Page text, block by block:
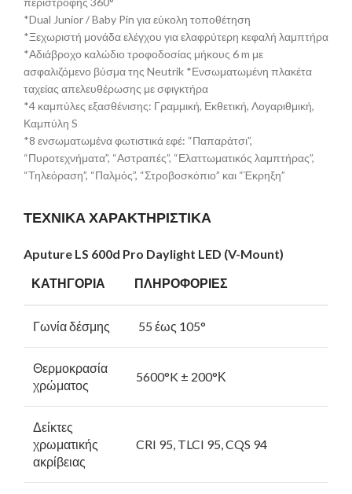
*Dual Junior / Baby Pin για εύκολη τοποθέτηση
*Ξεχωριστή μονάδα ελέγχου για ελαφρύτερη κεφαλή λαμπτήρα
*Αδιάβροχο καλώδιο τροφοδοσίας μήκους 6 m με
ασφαλιζόμενο βύσμα της Neutrik *Ενσωματωμένη πλακέτα
ταχείας απελευθέρωσης με σφιγκτήρα
*4 καμπύλες εξασθένισης: Γραμμική, Εκθετική, Λογαριθμική,
Καμπύλη S
*8 ενσωματωμένα φωτιστικά εφέ: “Παπαράτσι”,
“Πυροτεχνήματα”, “Αστραπές”, “Ελαττωματικός λαμπτήρας”,
“Τηλεόραση”, “Παλμός”, “Στροβοσκόπιο” και “Έκρηξη”
ΤΕΧΝΙΚΑ ΧΑΡΑΚΤΗΡΙΣΤΙΚΑ
Aputure LS 600d Pro Daylight LED (V-Mount)
ΚΑΤΗΓΟΡΙΑ ΠΛΗΡΟΦΟΡΙΕΣ
Γωνία δέσμης 55 έως 105°
Θερμοκρασία
χρώματος
5600°K ± 200°Κ
Δείκτες
χρωματικής
ακρίβειας
CRI 95, TLCI 95, CQS 94